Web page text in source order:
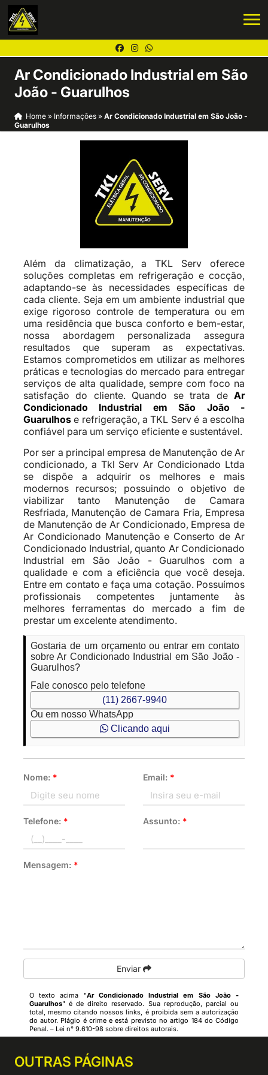
Ar Condicionado Industrial em São
João - Guarulhos
Home» Informações » Ar Condicionado Industrial em São João -
Guarulhos
Além da climatização, a TKL Serv oferece
soluções completas em refrigeração e cocção,
adaptando-se às necessidades específicas de
cada cliente. Seja em um ambiente industrial que
exige rigoroso controle de temperatura ou em
uma residência que busca conforto e bem-estar,
nossa abordagem personalizada assegura
resultados que superam as expectativas.
Estamos comprometidos em utilizar as melhores
práticas e tecnologias do mercado para entregar
serviços de alta qualidade, sempre com foco na
satisfação do cliente. Quando se trata deAr
Condicionado Industrial em São João -
Guarulhose refrigeração, a TKL Serv é a escolha
confiável para um serviço eficiente e sustentável.
Por ser a principal empresa de Manutenção de Ar
condicionado, a Tkl Serv Ar Condicionado Ltda
se dispõe a adquirir os melhores e mais
modernos recursos; possuindo o objetivo de
viabilizar tanto Manutenção de Camara
Resfriada, Manutenção de Camara Fria, Empresa
de Manutenção de Ar Condicionado, Empresa de
Ar Condicionado Manutenção e Conserto de Ar
Condicionado Industrial, quanto Ar Condicionado
Industrial em São João - Guarulhos com a
qualidade e com a eficiência que você deseja.
Entre em contato e faça uma cotação. Possuímos
profissionais competentes juntamente às
melhores ferramentas do mercado a fim de
prestar um excelente atendimento.
Gostaria de um orçamento ou entrar em contato
sobre Ar Condicionado Industrial em São João -
Guarulhos?
Fale conosco pelo telefone
(11) 2667-9940
Ou em nosso WhatsApp
Clicando aqui
Nome: * Email: *
Telefone: * Assunto: *
Mensagem: *
Enviar
O texto acima "Ar Condicionado Industrial em São João -
Guarulhos" é de direito reservado. Sua reprodução, parcial ou
total, mesmo citando nossos links, é proibida sem a autorização
do autor. Plágio é crime e está previsto no artigo 184 do Código
Penal. – Lei n° 9.610-98 sobre direitos autorais.
OUTRAS PÁGINAS